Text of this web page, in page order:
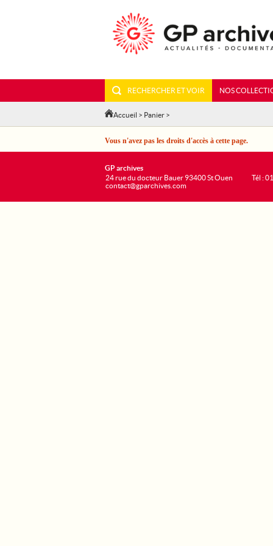
RECHERCHER ET VOIR NOS
Accueil > Panier >
Vous n'avez pas les droits d'accès à cette page.
GP archives
24 rue du docteur Bauer 93400 St Ouen
contact@gparchives.com
Tél :